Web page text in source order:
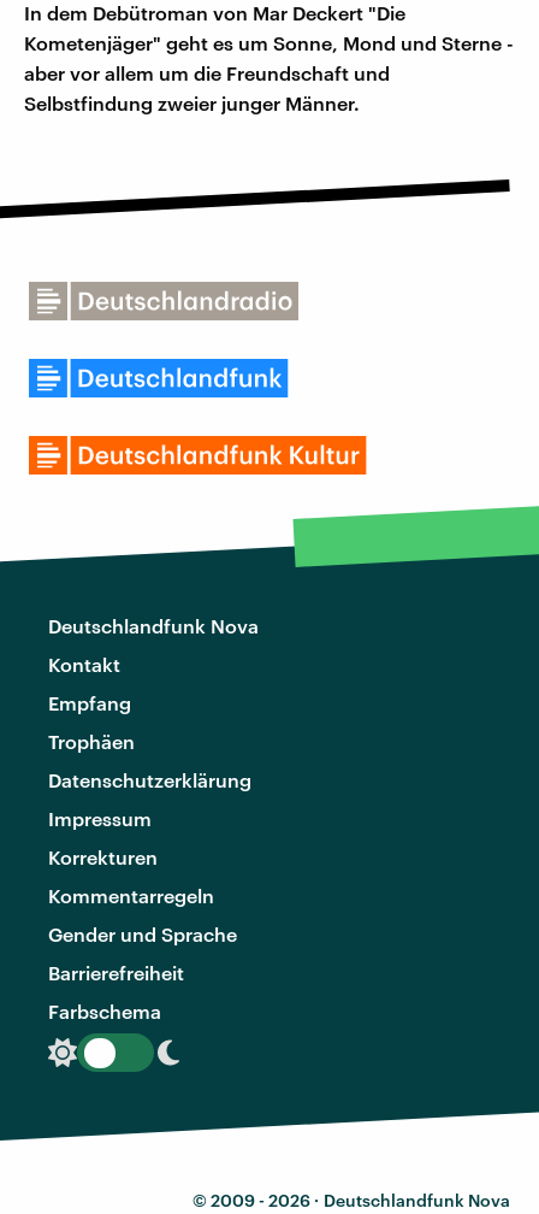
In dem Debütroman von Mar Deckert "Die
Kometenjäger" geht es um Sonne, Mond und Sterne -
aber vor allem um die Freundschaft und
Selbstfindung zweier junger Männer.
Deutschlandfunk Nova
Kontakt
Empfang
Trophäen
Datenschutzerklärung
Impressum
Korrekturen
Kommentarregeln
Gender und Sprache
Barrierefreiheit
Farbschema
© 2009 - 2026 · Deutschlandfunk Nova